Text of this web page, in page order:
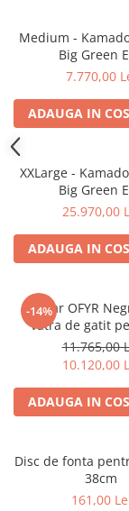
Montaj coșuri de
Curățare și
MODELE ȘEMINEE
BLOG
Medium -
Big Green
7.770,00
ADAUGA IN COS
XXLarge -
Big Green
25.970,00
ADAUGA IN COS
-14%
Gratar OFYR
vatra de gatit
11.765,00
10.120,00
ADAUGA IN COS
Disc de fonta
38cm
161,00